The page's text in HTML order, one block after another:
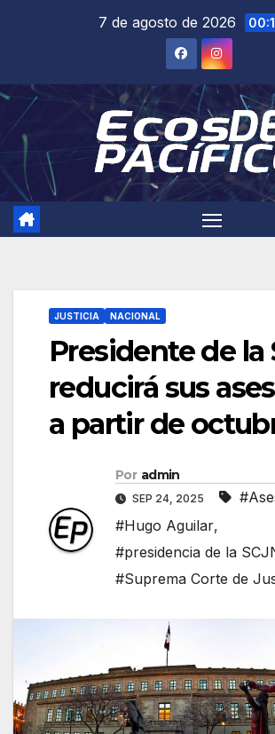
7 de agosto de 2026
JUSTICIA NACIONAL
Presidente de la
reducirá sus
a partir de
Por admin
SEP 24, 2025
#Hugo Aguilar,
#presidencia de la
#Suprema Corte de